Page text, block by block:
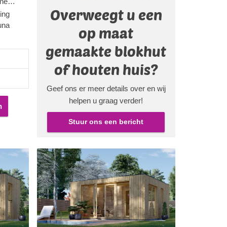
uw
uitzicht
Overweegt u een
op maat
gemaakte blokhut
of houten huis?
Geef ons er meer details over en wij
helpen u graag verder!
Stuur ons een bericht